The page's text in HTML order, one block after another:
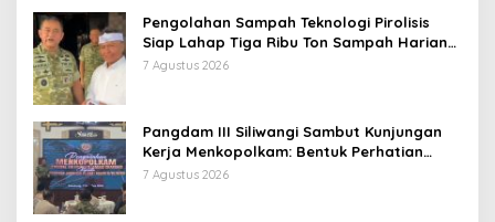
Pengolahan Sampah Teknologi Pirolisis
Siap Lahap Tiga Ribu Ton Sampah Harian
Jawa Barat
7 Agustus 2026
Pangdam III Siliwangi Sambut Kunjungan
Kerja Menkopolkam: Bentuk Perhatian
Pemerintah
7 Agustus 2026